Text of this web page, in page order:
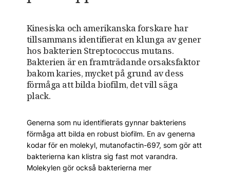
Kinesiska och amerikanska forskare har
tillsammans identifierat en klunga av gener
hos bakterien Streptococcus mutans.
Bakterien är en framträdande orsaksfaktor
bakom karies, mycket på grund av dess
förmåga att bilda biofilm, det vill säga
plack.
Generna som nu identifierats gynnar bakteriens
förmåga att bilda en robust biofilm. En av generna
kodar för en molekyl, mutanofactin-697, som gör att
bakterierna kan klistra sig fast mot varandra.
Molekylen gör också bakterierna mer